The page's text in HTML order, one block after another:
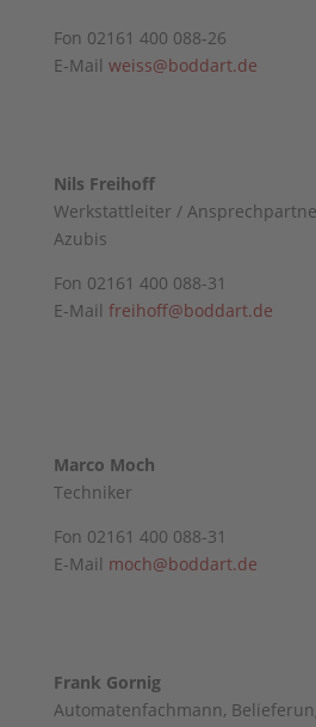
Fon 02161 400 088-26
E-Mail weiss@boddart.de
Nils Freihoff
Werkstattleiter /
Azubis
Fon 02161 400 088-31
E-Mail freihoff@boddart.de
Marco Moch
Techniker
Fon 02161 400 088-31
E-Mail moch@boddart.de
Frank Gornig
Automatenfachmann,